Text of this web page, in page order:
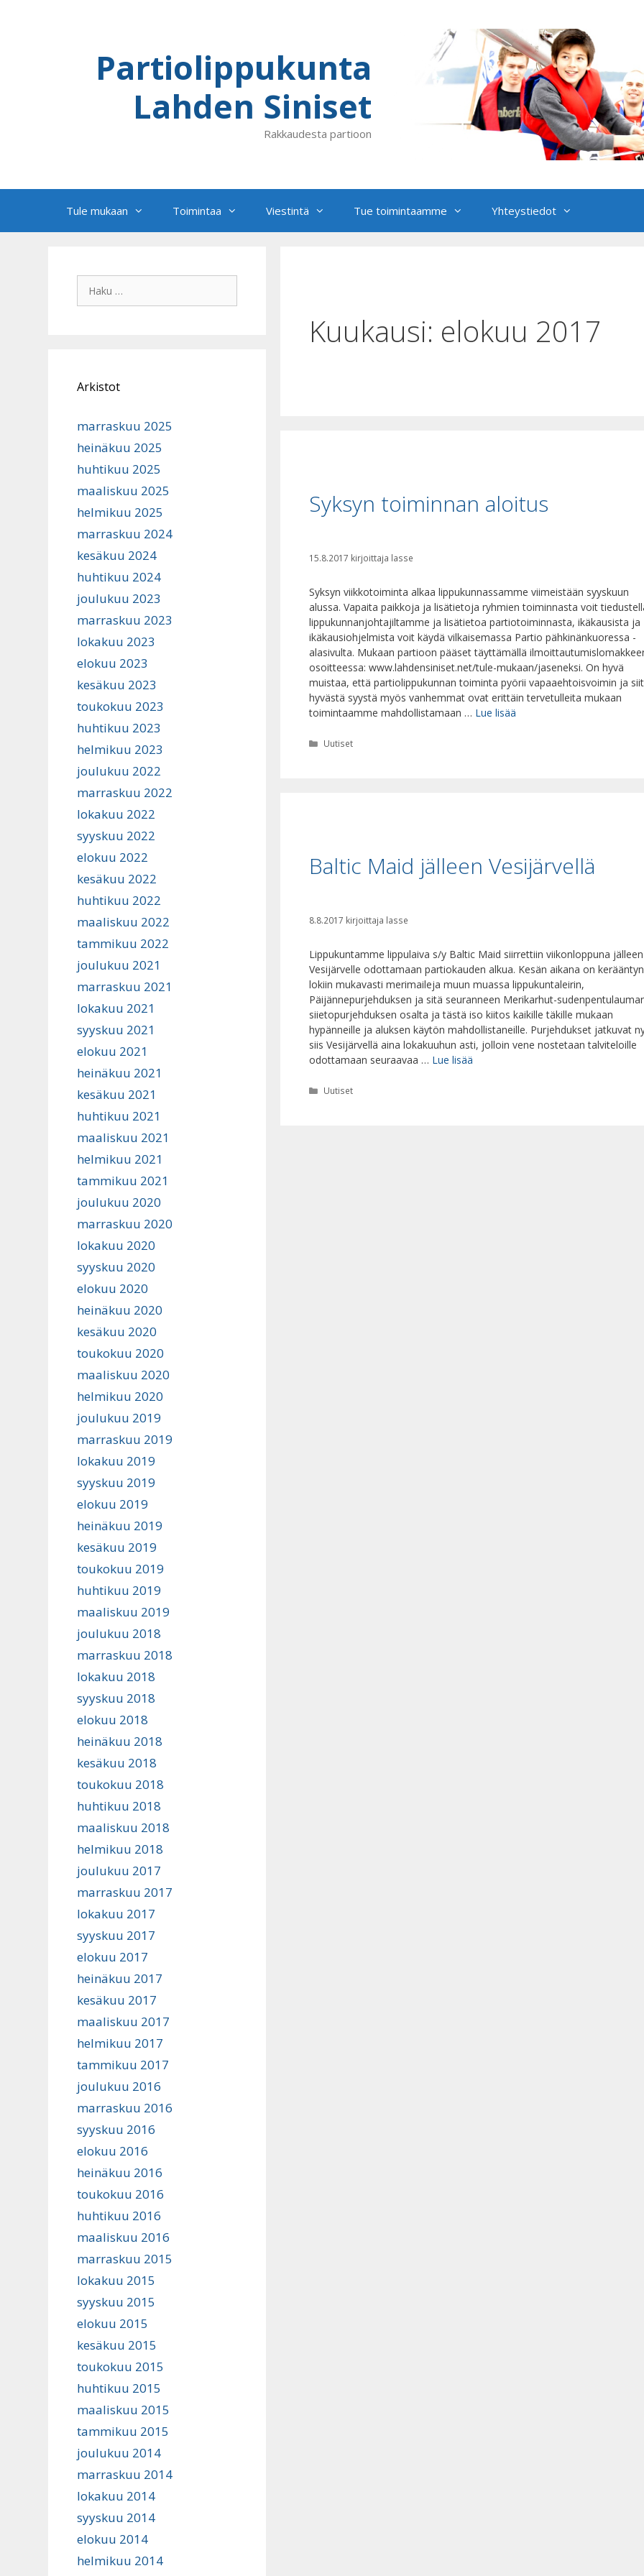
Partiolippukunta
Lahden Siniset
Rakkaudesta partioon
Tule mukaan Toimintaa Viestintä Tue toimintaamme Yhteystiedot
Kuukausi: elokuu 2017
Syksyn toiminnan aloitus
15.8.2017 kirjoittaja lasse
Syksyn viikkotoiminta alkaa lippukunnassamme viimeistään syyskuun
alussa. Vapaita paikkoja ja lisätietoja ryhmien toiminnasta voit
lippukunnanjohtajiltamme ja lisätietoa partiotoiminnasta, ikäkausista ja
ikäkausiohjelmista voit käydä vilkaisemassa Partio pähkinänkuoressa -
alasivulta. Mukaan partioon pääset täyttämällä
osoitteessa: www.lahdensiniset.net/tule-mukaan/jaseneksi. On hyvä
muistaa, että partiolippukunnan toiminta pyörii vapaaehtoisvoimin ja
hyvästä syystä myös vanhemmat ovat erittäin tervetulleita mukaan
toimintaamme mahdollistamaan … Lue lisää
Kategoriat
Uutiset
Baltic Maid jälleen Vesijärvellä
8.8.2017 kirjoittaja lasse
Lippukuntamme lippulaiva s/y Baltic Maid siirrettiin viikonloppuna jälleen
Vesijärvelle odottamaan partiokauden alkua. Kesän aikana on
lokiin mukavasti merimaileja muun muassa lippukuntaleirin,
Päijännepurjehduksen ja sitä seuranneen Merikarhut-
siietopurjehduksen osalta ja tästä iso kiitos kaikille täkille mukaan
hypänneille ja aluksen käytön mahdollistaneille. Purjehdukset jatkuvat
siis Vesijärvellä aina lokakuuhun asti, jolloin vene nostetaan talviteloille
odottamaan seuraavaa … Lue lisää
Kategoriat
Uutiset
Haku:
Arkistot
marraskuu 2025
heinäkuu 2025
huhtikuu 2025
maaliskuu 2025
helmikuu 2025
marraskuu 2024
kesäkuu 2024
huhtikuu 2024
joulukuu 2023
marraskuu 2023
lokakuu 2023
elokuu 2023
kesäkuu 2023
toukokuu 2023
huhtikuu 2023
helmikuu 2023
joulukuu 2022
marraskuu 2022
lokakuu 2022
syyskuu 2022
elokuu 2022
kesäkuu 2022
huhtikuu 2022
maaliskuu 2022
tammikuu 2022
joulukuu 2021
marraskuu 2021
lokakuu 2021
syyskuu 2021
elokuu 2021
heinäkuu 2021
kesäkuu 2021
huhtikuu 2021
maaliskuu 2021
helmikuu 2021
tammikuu 2021
joulukuu 2020
marraskuu 2020
lokakuu 2020
syyskuu 2020
elokuu 2020
heinäkuu 2020
kesäkuu 2020
toukokuu 2020
maaliskuu 2020
helmikuu 2020
joulukuu 2019
marraskuu 2019
lokakuu 2019
syyskuu 2019
elokuu 2019
heinäkuu 2019
kesäkuu 2019
toukokuu 2019
huhtikuu 2019
maaliskuu 2019
joulukuu 2018
marraskuu 2018
lokakuu 2018
syyskuu 2018
elokuu 2018
heinäkuu 2018
kesäkuu 2018
toukokuu 2018
huhtikuu 2018
maaliskuu 2018
helmikuu 2018
joulukuu 2017
marraskuu 2017
lokakuu 2017
syyskuu 2017
elokuu 2017
heinäkuu 2017
kesäkuu 2017
maaliskuu 2017
helmikuu 2017
tammikuu 2017
joulukuu 2016
marraskuu 2016
syyskuu 2016
elokuu 2016
heinäkuu 2016
toukokuu 2016
huhtikuu 2016
maaliskuu 2016
marraskuu 2015
lokakuu 2015
syyskuu 2015
elokuu 2015
kesäkuu 2015
toukokuu 2015
huhtikuu 2015
maaliskuu 2015
tammikuu 2015
joulukuu 2014
marraskuu 2014
lokakuu 2014
syyskuu 2014
elokuu 2014
helmikuu 2014